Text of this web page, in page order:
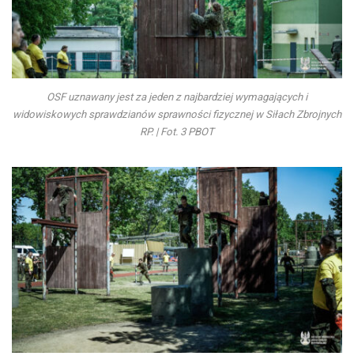
OSF uznawany jest za jeden z najbardziej wymagających i
widowiskowych sprawdzianów sprawności fizycznej w Siłach Zbrojnych
RP. | Fot. 3 PBOT